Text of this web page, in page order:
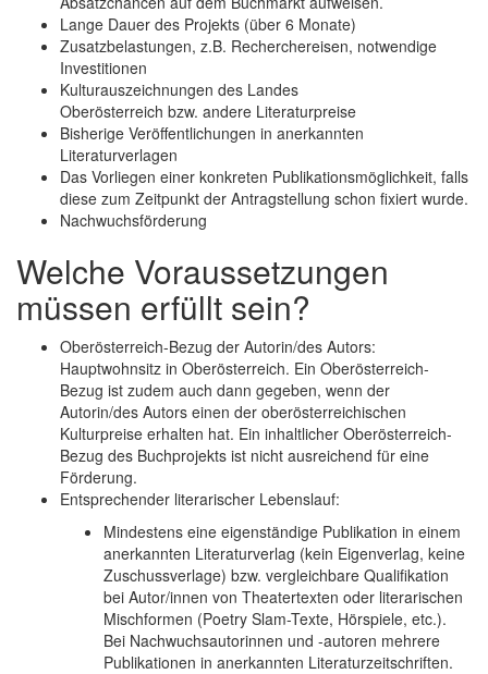
Lange Dauer des Projekts (über 6 Monate)
Zusatzbelastungen, z.B. Recherchereisen, notwendige
Investitionen
Kulturauszeichnungen des Landes
Oberösterreich bzw. andere Literaturpreise
Bisherige Veröffentlichungen in anerkannten
Literaturverlagen
Das Vorliegen einer konkreten Publikationsmöglichkeit, falls
diese zum Zeitpunkt der Antragstellung schon fixiert wurde.
Nachwuchsförderung
Welche Voraussetzungen
müssen erfüllt sein?
Oberösterreich-Bezug der Autorin/des Autors:
Hauptwohnsitz in Oberösterreich. Ein Oberösterreich-
Bezug ist zudem auch dann gegeben, wenn der
Autorin/des Autors einen der oberösterreichischen
Kulturpreise erhalten hat. Ein inhaltlicher Oberösterreich-
Bezug des Buchprojekts ist nicht ausreichend für eine
Förderung.
Entsprechender literarischer Lebenslauf:
Mindestens eine eigenständige Publikation in einem
anerkannten Literaturverlag (kein Eigenverlag, keine
Zuschussverlage) bzw. vergleichbare Qualifikation
bei Autor/innen von Theatertexten oder literarischen
Mischformen (Poetry Slam-Texte, Hörspiele, etc.).
Bei Nachwuchsautorinnen und -autoren mehrere
Publikationen in anerkannten Literaturzeitschriften.